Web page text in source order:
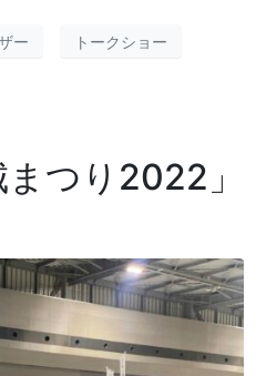
ー トークショー
まつり2022」